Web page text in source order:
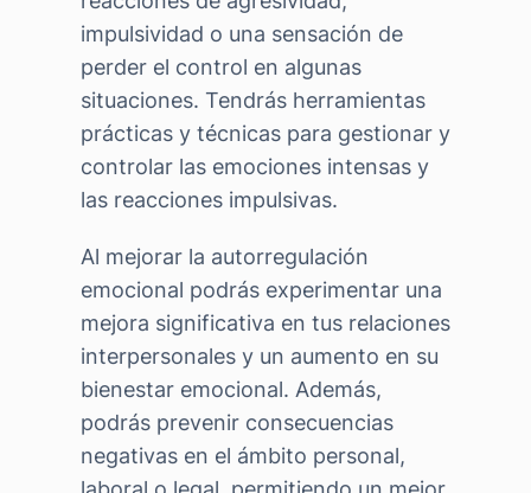
impulsividad o una sensación de
perder el control en algunas
situaciones. Tendrás herramientas
prácticas y técnicas para gestionar y
controlar las emociones intensas y
las reacciones impulsivas.
Al mejorar la autorregulación
emocional podrás experimentar una
mejora significativa en tus relaciones
interpersonales y un aumento en su
bienestar emocional. Además,
podrás prevenir consecuencias
negativas en el ámbito personal,